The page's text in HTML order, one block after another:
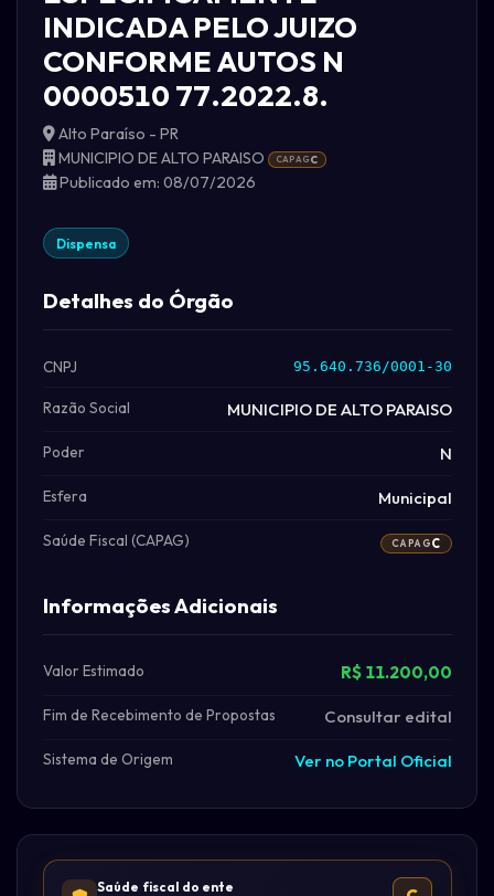
INDICADA PELO JUIZO
CONFORME AUTOS N
0000510 77.2022.8.
Alto Paraíso - PR
MUNICIPIO DE ALTO PARAISO
CAPAGC
Publicado em: 08/07/2026
Dispensa
Detalhes do Órgão
CNPJ 95.640.736/0001-30
Razão Social MUNICIPIO DE ALTO PARAISO
Poder N
Esfera Municipal
Saúde Fiscal (CAPAG) CAPAGC
Informações Adicionais
Valor Estimado R$ 11.200,00
Fim de Recebimento de Propostas Consultar edital
Sistema de Origem Ver no Portal Oficial
Saúde fiscal do ente